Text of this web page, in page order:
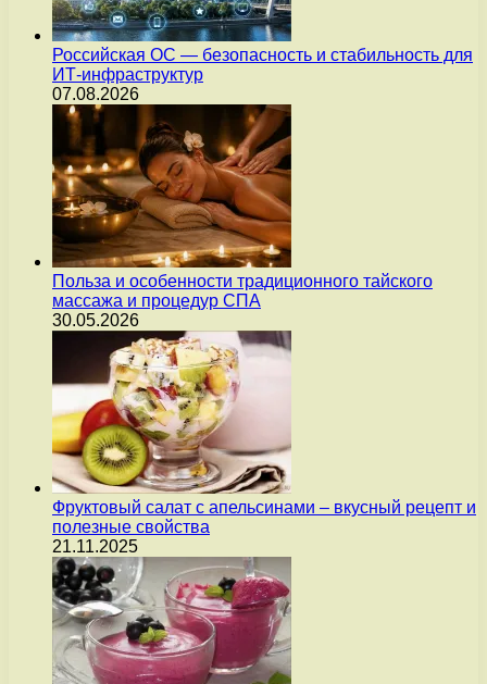
Российская ОС — безопасность и стабильность для
ИТ-инфраструктур
07.08.2026
Польза и особенности традиционного тайского
массажа и процедур СПА
30.05.2026
Фруктовый салат с апельсинами – вкусный рецепт и
полезные свойства
21.11.2025